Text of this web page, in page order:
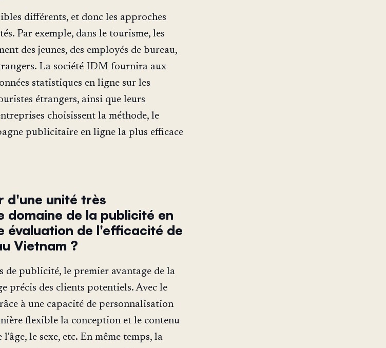
différents, et donc les approches
Par exemple, dans le tourisme, les
des jeunes, des employés de bureau,
La société IDM fournira aux
statistiques en ligne sur les
étrangers, ainsi que leurs
choisissent la méthode, le
publicitaire en ligne la plus efficace
d'une unité très
domaine de la publicité en
évaluation de l'efficacité de
Vietnam ?
de publicité, le premier avantage de la
précis des clients potentiels. Avec le
à une capacité de personnalisation
flexible la conception et le contenu
le sexe, etc. En même temps, la